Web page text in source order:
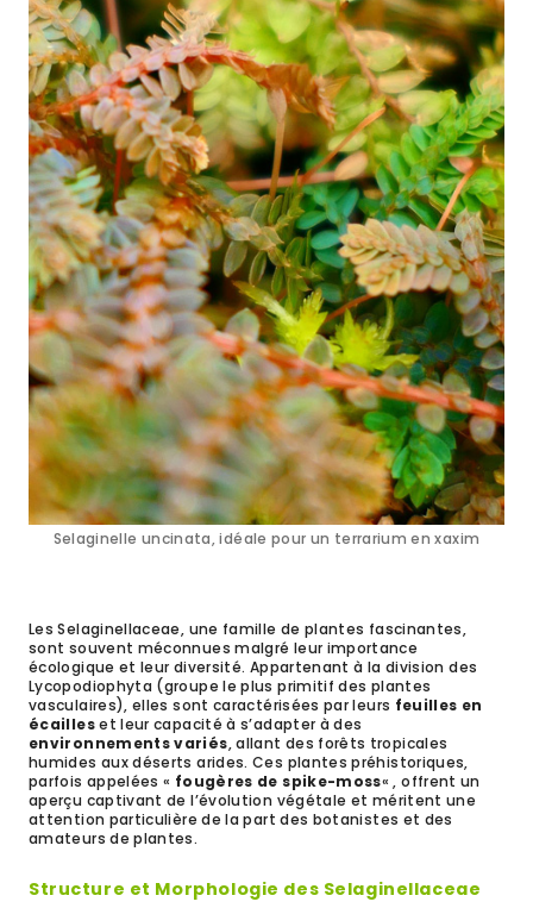
Selaginelle uncinata, idéale pour un terrarium en xaxim
Les Selaginellaceae, une famille de plantes fascinantes,
sont souvent méconnues malgré leur importance
écologique et leur diversité. Appartenant à la division des
Lycopodiophyta (groupe le plus primitif des plantes
vasculaires), elles sont caractérisées par leurs feuilles en
écailleset leur capacité à s’adapter à des
environnements variés, allant des forêts tropicales
humides aux déserts arides. Ces plantes préhistoriques,
parfois appelées « fougères de spike-moss« , offrent un
aperçu captivant de l’évolution végétale et méritent une
attention particulière de la part des botanistes et des
amateurs de plantes.
Structure et Morphologie des Selaginellaceae